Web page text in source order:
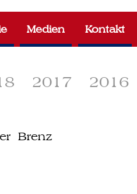
2017
2016
Medien Kontakt
Brenz